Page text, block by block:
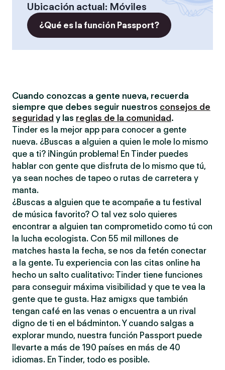
Ubicación actual: Móviles
¿Qué es la función Passport?
Cuando conozcas a gente nueva, recuerda
siempre que debes seguir nuestros consejos de
seguridad y las reglas de la comunidad .
Tinder es la mejor app para conocer a gente
nueva. ¿Buscas a alguien a quien le mole lo mismo
que a ti? ¡Ningún problema! En Tinder puedes
hablar con gente que disfruta de lo mismo que tú,
ya sean noches de tapeo o rutas de carretera y
manta.
¿Buscas a alguien que te acompañe a tu festival
de música favorito? O tal vez solo quieres
encontrar a alguien tan comprometido como tú con
la lucha ecologista. Con 55 mil millones de
matches hasta la fecha, se nos da fetén conectar
a la gente. Tu experiencia con las citas online ha
hecho un salto cualitativo: Tinder tiene funciones
para conseguir máxima visibilidad y que te vea la
gente que te gusta. Haz amigxs que también
tengan café en las venas o encuentra a un rival
digno de ti en el bádminton. Y cuando salgas a
explorar mundo, nuestra función Passport puede
llevarte a más de 190 países en más de 40
idiomas. En Tinder, todo es posible.